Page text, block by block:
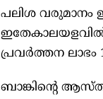
പലിശ വരുമാനം
ഇതേകാലയളവില്‍
പ്രവർത്തന ലാഭം
ബാങ്കിന്റെ